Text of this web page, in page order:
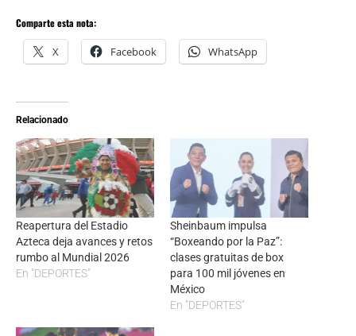
Comparte esta nota:
X Facebook WhatsApp
Relacionado
Reapertura del Estadio
Azteca deja avances y retos
rumbo al Mundial 2026
En "DEPORTES"
Sheinbaum impulsa
“Boxeando por la Paz”:
clases gratuitas de box
para 100 mil jóvenes en
México
En "DEPORTES"